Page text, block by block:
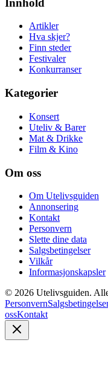
Artikler
Hva skjer?
Finn steder
Festivaler
Konkurranser
Kategorier
Konsert
Uteliv & Barer
Mat & Drikke
Film & Kino
Om oss
Om Utelivsguiden
Annonsering
Kontakt
Personvern
Slette dine data
Salgsbetingelser
Vilkår
Informasjonskapsler
© 2026 Utelivsguiden.
Personvern
ossKontakt